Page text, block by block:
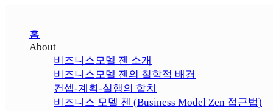
홈
About
비즈니스모델 젠 소개
비즈니스모델 젠의 철학적 배경
컨셉-계획-실행의 합치
비즈니스 모델 젠 (Business Model Zen 접근법)